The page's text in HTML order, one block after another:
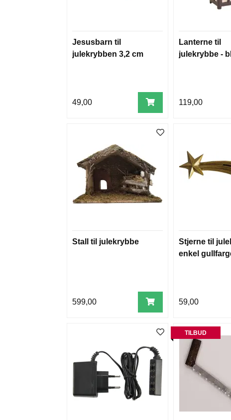
Jesusbarn til
julekrybben 3,2 cm
49,00
Lanterne til
julekrybbe -
119,00
Stall til julekrybbe
599,00
Stjerne til
enkel
59,00
TILBUD